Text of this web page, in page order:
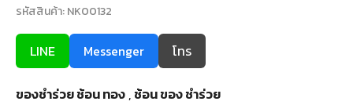
รหัสสินค้า: NK00132
LINE Messenger โทร
ของชําร่วย ช้อน ทอง ,ช้อน ของ ชำร่วย